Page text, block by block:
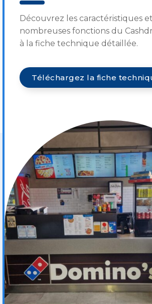
Découvrez les caractéristiques
nombreuses fonctions du
à la fiche technique détaillée.
Téléchargez la fiche